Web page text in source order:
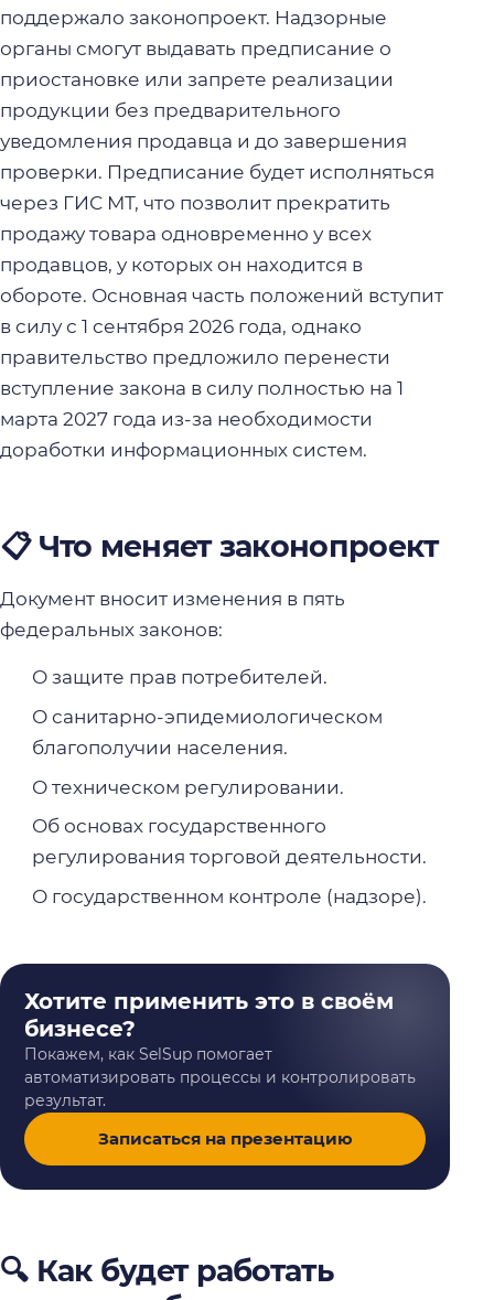
поддержало законопроект. Надзорные
органы смогут выдавать предписание о
приостановке или запрете реализации
продукции без предварительного
уведомления продавца и до завершения
проверки. Предписание будет исполняться
через ГИС МТ, что позволит прекратить
продажу товара одновременно у всех
продавцов, у которых он находится в
обороте. Основная часть положений вступит
в силу с 1 сентября 2026 года, однако
правительство предложило перенести
вступление закона в силу полностью на 1
марта 2027 года из-за необходимости
доработки информационных систем.
📋 Что меняет законопроект
Документ вносит изменения в пять
федеральных законов:
О защите прав потребителей.
О санитарно-эпидемиологическом
благополучии населения.
О техническом регулировании.
Об основах государственного
регулирования торговой деятельности.
О государственном контроле (надзоре).
Хотите применить это в своём
бизнесе?
Покажем, как SelSup помогает
автоматизировать процессы и контролировать
результат.
Записаться на презентацию
🔍 Как будет работать